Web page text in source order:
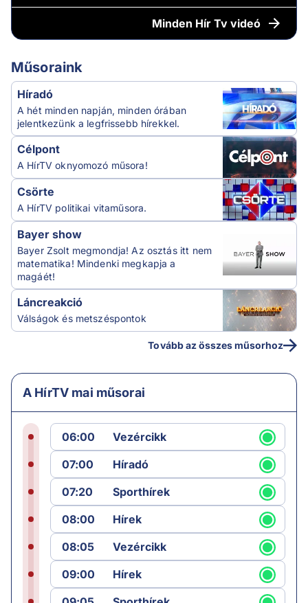
Minden Hír Tv videó
Műsoraink
Híradó
A hét minden napján, minden órában
jelentkezünk a legfrissebb hírekkel.
Célpont
A HírTV oknyomozó műsora!
Csörte
A HírTV politikai vitaműsora.
Bayer show
Bayer Zsolt megmondja! Az osztás itt nem
matematika! Mindenki megkapja a
magáét!
Láncreakció
Válságok és metszéspontok
Tovább az összes műsorhoz
A HírTV mai műsorai
06:00
Vezércikk
07:00
Híradó
07:20
Sporthírek
08:00
Hírek
08:05
Vezércikk
09:00
Hírek